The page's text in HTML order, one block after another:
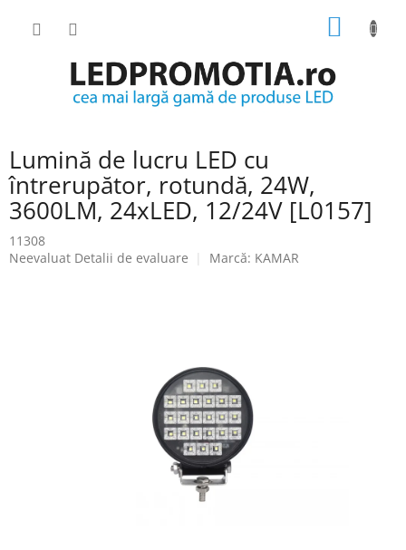
COŞ
Lumină de lucru LED cu
întrerupător, rotundă, 24W,
3600LM, 24xLED, 12/24V [L0157]
11308
Evaluarea
Neevaluat Detalii de evaluare Marcă: KAMAR